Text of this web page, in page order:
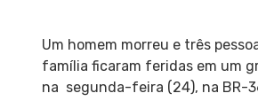
Um homem morreu e três
família ficaram feridas em um
na segunda-feira (24), na BR-